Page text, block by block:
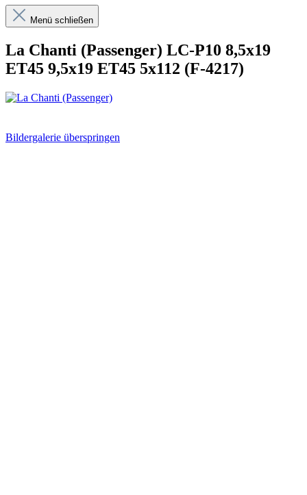
Menü schließen
La Chanti (Passenger) LC-P10 8,5x19
ET45 9,5x19 ET45 5x112 (F-4217)
Bildergalerie überspringen